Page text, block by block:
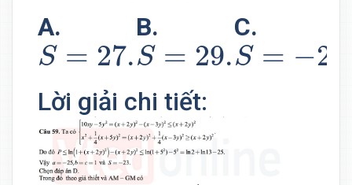
A.
S = 27.
S= 27. B.
S = 29.
S= 29. C.
S = −
S= 21.
Lời giải chi tiết: